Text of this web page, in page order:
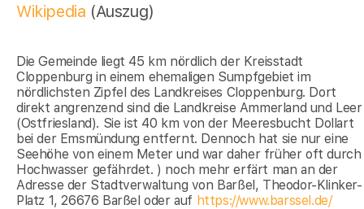
Wikipedia (Auszug)
Die Gemeinde liegt 45 km nördlich der Kreisstadt
Cloppenburg in einem ehemaligen Sumpfgebiet im
nördlichsten Zipfel des Landkreises Cloppenburg. Dort
direkt angrenzend sind die Landkreise Ammerland und Leer
(Ostfriesland). Sie ist 40 km von der Meeresbucht Dollart
bei der Emsmündung entfernt. Dennoch hat sie nur eine
Seehöhe von einem Meter und war daher früher oft durch
Hochwasser gefährdet. ) noch mehr erfärt man an der
Adresse der Stadtverwaltung von Barßel, Theodor-Klinker-
Platz 1, 26676 Barßel oder auf https://www.barssel.de/